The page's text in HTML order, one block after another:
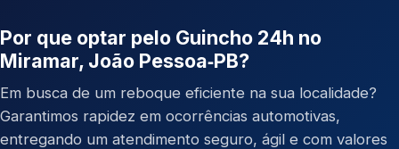
Por que optar pelo Guincho 24h no
Miramar, João Pessoa‑PB?
Em busca de um reboque eficiente na sua localidade?
Garantimos rapidez em ocorrências automotivas,
entregando um atendimento seguro, ágil e com valores